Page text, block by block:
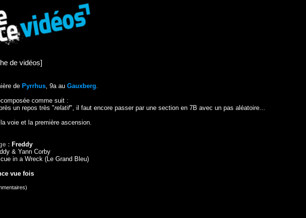
de vidéos]
de Pyrrhus, 9a au Gauxberg.
comme suit :
un repos très "relatif", il faut encore passer par une section en 7B avec un pas aléatoire...
voie et la première ascension.
: Freddy
& Yann Corby
in a Wreck (Le Grand Bleu)
vue fois